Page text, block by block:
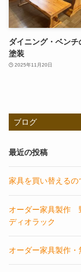
ダイニング・ベンチ
塗装
2025年11月20日
ブログ
最近の投稿
家具を買い替えるの
オーダー家具製作
ディオラック
オーダー家具製作